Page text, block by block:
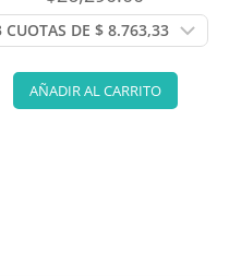
AÑADIR AL CARRITO